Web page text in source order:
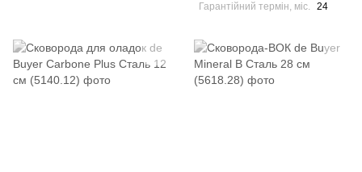
Гарантійний термін, міс.
24